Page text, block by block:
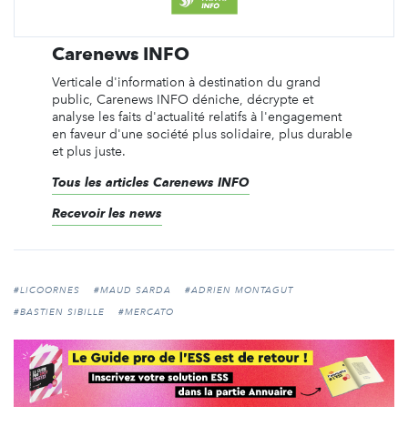
Carenews INFO
Verticale d'information à destination du grand
public, Carenews INFO déniche, décrypte et
analyse les faits d'actualité relatifs à l'engagement
en faveur d'une société plus solidaire, plus durable
et plus juste.
Tous les articles Carenews INFO
Recevoir les news
#LICOORNES #MAUD SARDA
#ADRIEN MONTAGUT
#BASTIEN SIBILLE
#MERCATO